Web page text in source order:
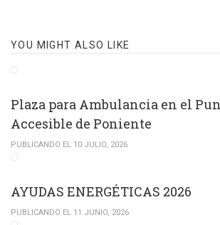
YOU MIGHT ALSO LIKE
Plaza para Ambulancia en el
Accesible de Poniente
PUBLICANDO EL 10 JULIO, 2026
AYUDAS ENERGÉTICAS 2026
PUBLICANDO EL 11 JUNIO, 2026